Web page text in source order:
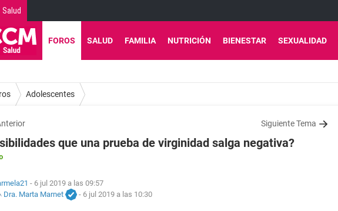
Salud
FOROS SALUD FAMILIA NUTRICIÓN BIENESTAR SEXUALIDAD
Adolescentes
Siguiente Tema
que una prueba de virginidad salga negativa?
- 6 jul 2019 a las 09:57
Dra. Marta Marnet
- 6 jul 2019 a las 10:30